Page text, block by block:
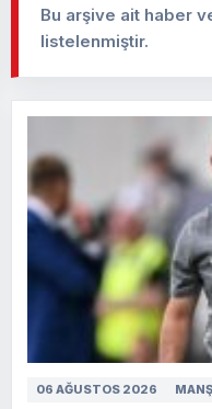
Bu arşive ait haber
listelenmiştir.
06 AĞUSTOS 2026